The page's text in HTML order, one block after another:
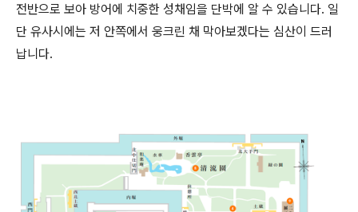
전반으로 보아 방어에 치중한 성채임을 단박에 알 수 있습니다. 일
단 유사시에는 저 안쪽에서 웅크린 채 막아보겠다는 심산이 드러
납니다.